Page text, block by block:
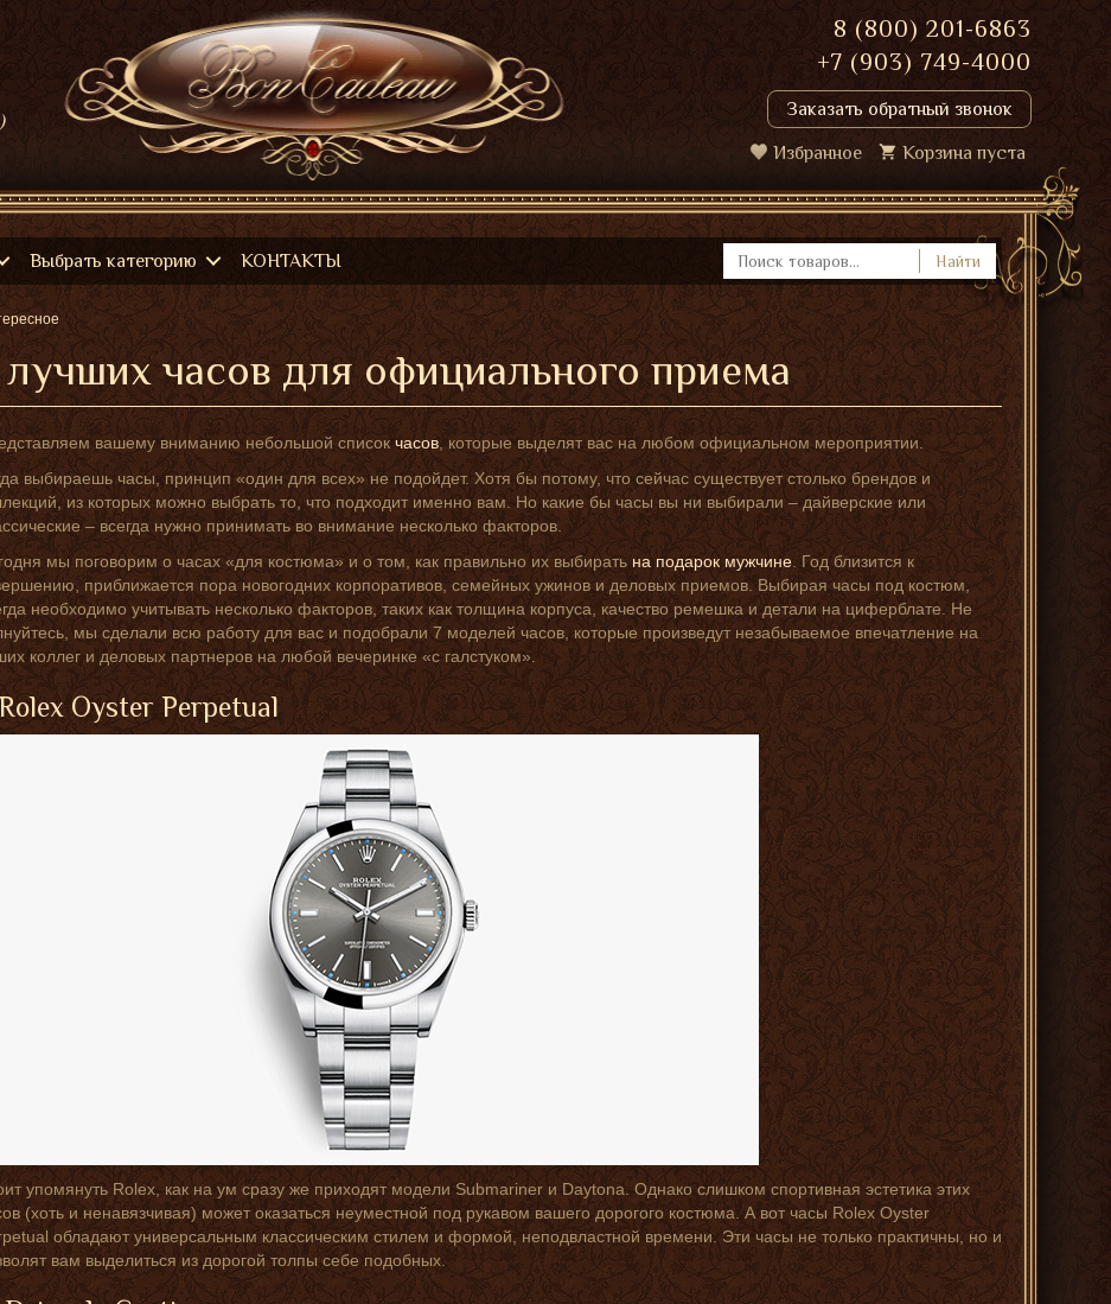
8 (800) 201-6863
+7 (903) 749-4000
Заказать обратный звонок
Избранное Корзина пуста
Выбрать категорию КОНТАКТЫ Найти
лучших часов для официального приема
вашему вниманию небольшой списокчасов, которые выделят вас на любом официальном мероприятии.
выбираешь часы, принцип «один для всех» не подойдет. Хотя бы потому, что сейчас существует столько брендов и
из которых можно выбрать то, что подходит именно вам. Но какие бы часы вы ни выбирали – дайверские или
– всегда нужно принимать во внимание несколько факторов.
мы поговорим о часах «для костюма» и о том, как правильно их выбиратьна подарок мужчине. Год близится к
приближается пора новогодних корпоративов, семейных ужинов и деловых приемов. Выбирая часы под костюм,
необходимо учитывать несколько факторов, таких как толщина корпуса, качество ремешка и детали на циферблате. Не
мы сделали всю работу для вас и подобрали 7 моделей часов, которые произведут незабываемое впечатление на
коллег и деловых партнеров на любой вечеринке «с галстуком».
Oyster Perpetual
упомянуть Rolex, как на ум сразу же приходят модели Submariner и Daytona. Однако слишком спортивная эстетика этих
(хоть и ненавязчивая) может оказаться неуместной под рукавом вашего дорогого костюма. А вот часы Rolex Oyster
обладают универсальным классическим стилем и формой, неподвластной времени. Эти часы не только практичны, но и
вам выделиться из дорогой толпы себе подобных.